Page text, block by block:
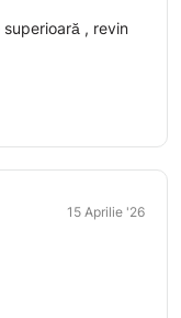
, revin
15 Aprilie '26